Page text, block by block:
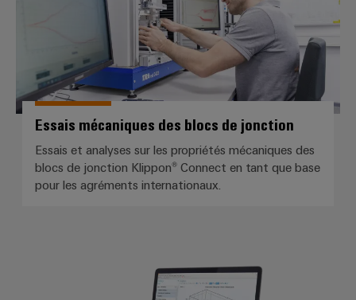
Essais mécaniques des blocs de jonction
Essais et analyses sur les propriétés mécaniques des
blocs de jonction Klippon® Connect en tant que base
pour les agréments internationaux.